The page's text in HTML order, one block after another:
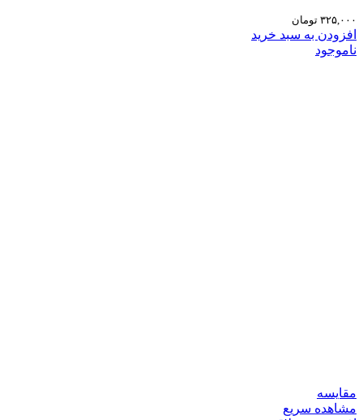
۳۲۵,۰۰۰ تومان
افزودن به سبد خرید
ناموجود
مقایسه
مشاهده سریع